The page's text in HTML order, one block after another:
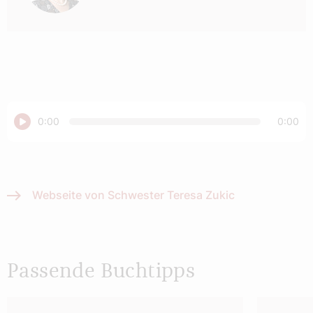
Abspielen
0:00 0:00
Webseite von Schwester Teresa Zukic
Passende Buchtipps